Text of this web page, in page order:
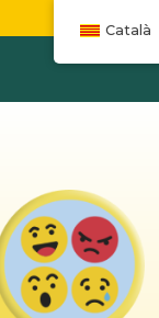
Català